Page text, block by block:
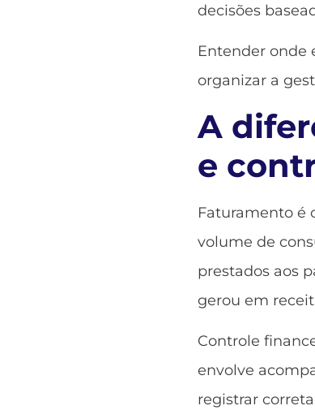
decisões
Entender onde
organizar a
A
e
Faturamento é
volume de
prestados aos
gerou em
Controle
envolve
registrar